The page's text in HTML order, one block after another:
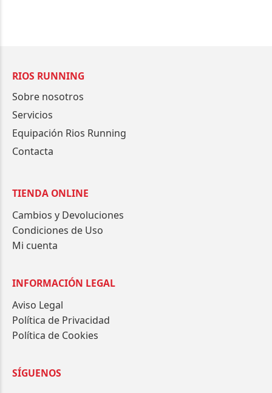
RIOS RUNNING
Sobre nosotros
Servicios
Equipación Rios Running
Contacta
TIENDA ONLINE
Cambios y Devoluciones
Condiciones de Uso
Mi cuenta
INFORMACIÓN LEGAL
Aviso Legal
Política de Privacidad
Política de Cookies
SÍGUENOS